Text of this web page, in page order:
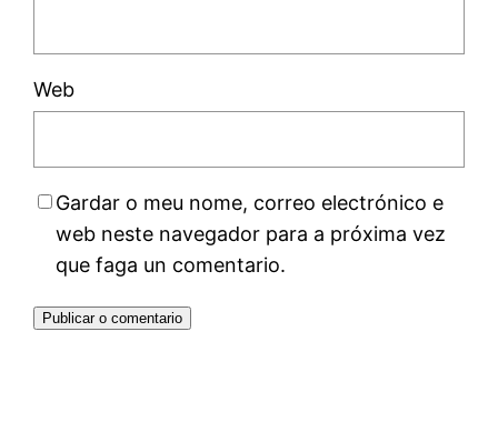
Web
Gardar o meu nome, correo electrónico e
web neste navegador para a próxima vez
que faga un comentario.